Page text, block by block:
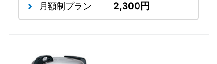
月額制プラン 2,300円